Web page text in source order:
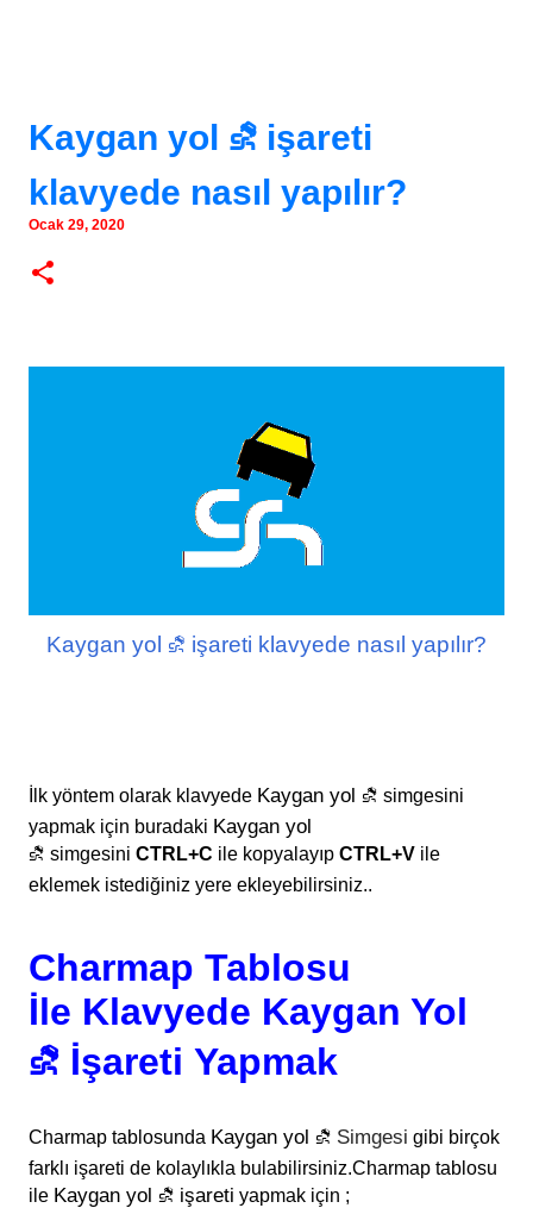
Kaygan yol ⛐ işareti
klavyede nasıl yapılır?
Ocak 29, 2020
Kaygan yol ⛐ işareti klavyede nasıl yapılır?
İlk yöntem olarak klavyede Kaygan yol ⛐ simgesini
yapmak için buradaki Kaygan yol
⛐ simgesini CTRL+C ile kopyalayıp CTRL+V ile
eklemek istediğiniz yere ekleyebilirsiniz..
Charmap Tablosu
İle Klavyede Kaygan Yol
⛐ İşareti Yapmak
Charmap tablosunda Kaygan yol ⛐ Simgesi gibi birçok
farklı işareti de kolaylıkla bulabilirsiniz.Charmap tablosu
ile Kaygan yol ⛐ işareti yapmak için ;